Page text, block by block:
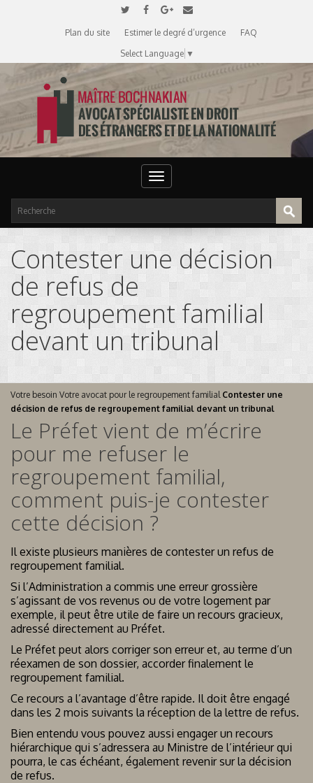
Plan du site Estimer le degré d’urgence
FAQ
Select Language ▼
Toggle
navigation
Contester une décision
de refus de
regroupement familial
devant un tribunal
Votre besoin Votre avocat pour le regroupement familial Contester une
décision de refus de regroupement familial devant un tribunal
Le Préfet vient de m’écrire
pour me refuser le
regroupement familial,
comment puis-je contester
cette décision ?
Il existe plusieurs manières de contester un refus de
regroupement familial.
Si l’Administration a commis une erreur grossière
s’agissant de vos revenus ou de votre logement par
exemple, il peut être utile de faire un recours gracieux,
adressé directement au Préfet.
Le Préfet peut alors corriger son erreur et, au terme d’un
réexamen de son dossier, accorder finalement le
regroupement familial.
Ce recours a l’avantage d’être rapide. Il doit être engagé
dans les 2 mois suivants la réception de la lettre de refus.
Bien entendu vous pouvez aussi engager un recours
hiérarchique qui s’adressera au Ministre de l’intérieur qui
pourra, le cas échéant, également revenir sur la décision
de refus.